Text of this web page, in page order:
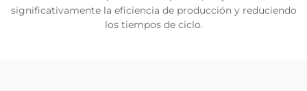
significativamente la eficiencia de producción y reduciendo
los tiempos de ciclo.